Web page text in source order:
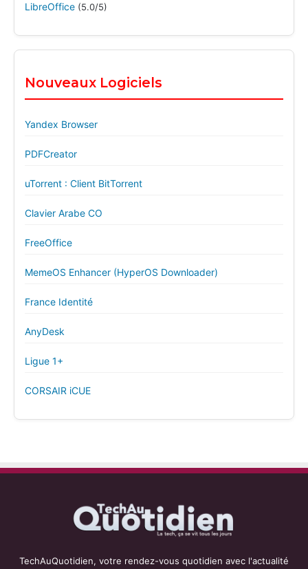
LibreOffice (5.0/5)
Nouveaux Logiciels
Yandex Browser
PDFCreator
uTorrent : Client BitTorrent
Clavier Arabe CO
FreeOffice
MemeOS Enhancer (HyperOS Downloader)
France Identité
AnyDesk
Ligue 1+
CORSAIR iCUE
TechAuQuotidien, votre rendez-vous quotidien avec l'actualité